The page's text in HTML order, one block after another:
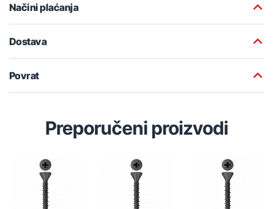
Načini plaćanja
Dostava
Povrat
Preporučeni proizvodi